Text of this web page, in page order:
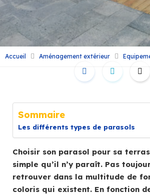
Accueil Aménagement extérieur
Sommaire
Les différents types de parasols
Choisir son parasol pour sa
simple qu’il n’y paraît. Pas
retrouver dans la multitude de
coloris qui existent. En fonction